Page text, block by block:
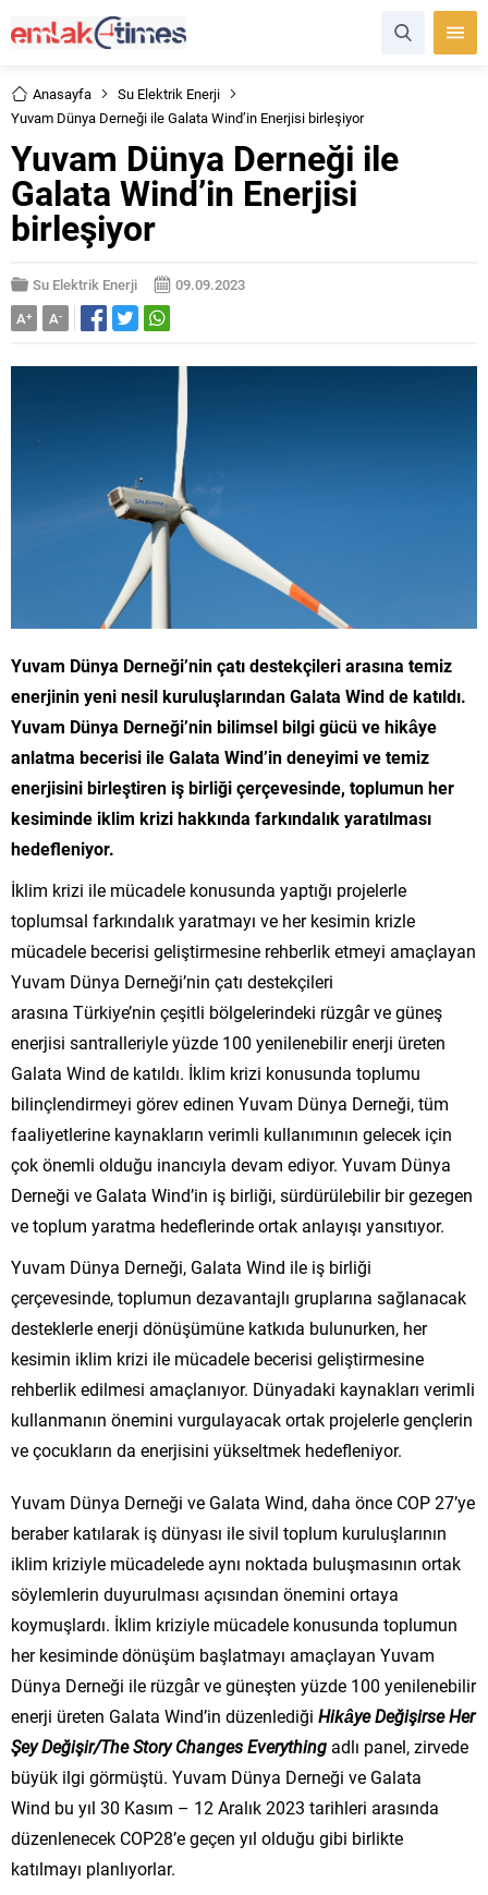
Anasayfa
Su Elektrik Enerji
Yuvam Dünya Derneği ile Galata Wind’in Enerjisi birleşiyor
Yuvam Dünya Derneği ile
Galata Wind’in Enerjisi
birleşiyor
Su Elektrik Enerji
09.09.2023
A+ A-
Yuvam Dünya Derneği’nin çatı destekçileri arasına temiz
enerjinin yeni nesil kuruluşlarından Galata Wind de katıldı.
Yuvam Dünya Derneği’nin bilimsel bilgi gücü ve hikâye
anlatma becerisi ile Galata Wind’in deneyimi ve temiz
enerjisini birleştiren iş birliği çerçevesinde, toplumun her
kesiminde iklim krizi hakkında farkındalık yaratılması
hedefleniyor.
İklim krizi ile mücadele konusunda yaptığı projelerle
toplumsal farkındalık yaratmayı ve her kesimin krizle
mücadele becerisi geliştirmesine rehberlik etmeyi amaçlayan
Yuvam Dünya Derneği’nin çatı destekçileri
arasına Türkiye’nin çeşitli bölgelerindeki rüzgâr ve güneş
enerjisi santralleriyle yüzde 100 yenilenebilir enerji üreten
Galata Wind de katıldı. İklim krizi konusunda toplumu
bilinçlendirmeyi görev edinen Yuvam Dünya Derneği, tüm
faaliyetlerine kaynakların verimli kullanımının gelecek için
çok önemli olduğu inancıyla devam ediyor. Yuvam Dünya
Derneği ve Galata Wind’in iş birliği, sürdürülebilir bir gezegen
ve toplum yaratma hedeflerinde ortak anlayışı yansıtıyor.
Yuvam Dünya Derneği, Galata Wind ile iş birliği
çerçevesinde, toplumun dezavantajlı gruplarına sağlanacak
desteklerle enerji dönüşümüne katkıda bulunurken, her
kesimin iklim krizi ile mücadele becerisi geliştirmesine
rehberlik edilmesi amaçlanıyor. Dünyadaki kaynakları verimli
kullanmanın önemini vurgulayacak ortak projelerle gençlerin
ve çocukların da enerjisini yükseltmek hedefleniyor.
Yuvam Dünya Derneği ve Galata Wind, daha önce COP 27’ye
beraber katılarak iş dünyası ile sivil toplum kuruluşlarının
iklim kriziyle mücadelede aynı noktada buluşmasının ortak
söylemlerin duyurulması açısından önemini ortaya
koymuşlardı. İklim kriziyle mücadele konusunda toplumun
her kesiminde dönüşüm başlatmayı amaçlayan Yuvam
Dünya Derneği ile rüzgâr ve güneşten yüzde 100 yenilenebilir
enerji üreten Galata Wind’in düzenlediği Hikâye Değişirse Her
Şey Değişir/The Story Changes Everything adlı panel, zirvede
büyük ilgi görmüştü. Yuvam Dünya Derneği ve Galata
Wind bu yıl 30 Kasım – 12 Aralık 2023 tarihleri arasında
düzenlenecek COP28’e geçen yıl olduğu gibi birlikte
katılmayı planlıyorlar.